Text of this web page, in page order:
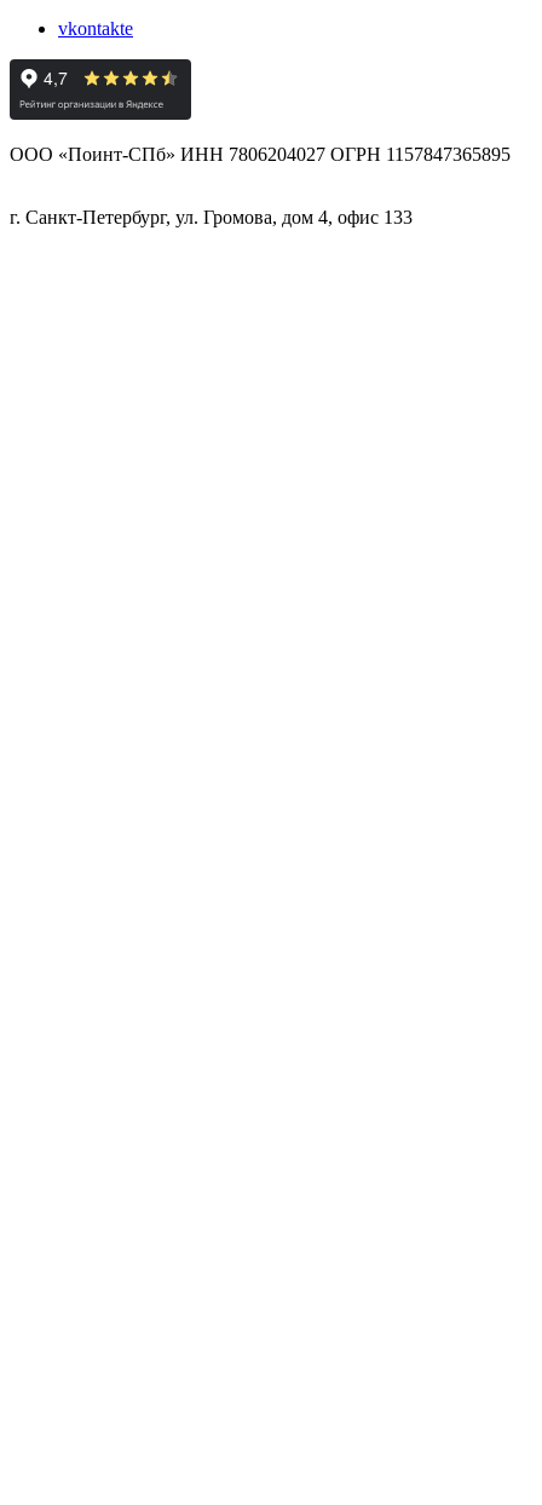
vkontakte
ООО «Поинт-СПб» ИНН 7806204027 ОГРН 1157847365895
г. Санкт-Петербург, ул. Громова, дом 4, офис 133